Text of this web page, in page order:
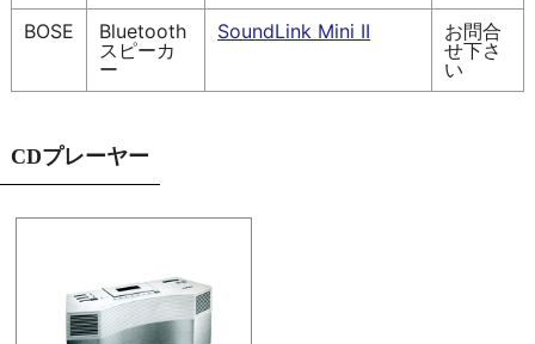
BOSE
Bluetooth
スピーカ
ー
SoundLink Mini II
お問合
せ下さ
い
CDプレーヤー